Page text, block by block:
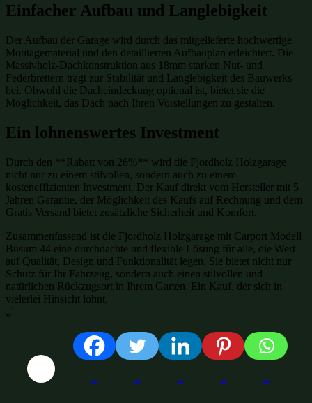
Einfacher Aufbau und Langlebigkeit
Der Aufbau der Garage wird durch das mitgelieferte hochwertige
Montagematerial und den detaillierten Aufbauplan erleichtert. Die
Massivholz-Dachkonstruktion aus 18mm starken Nut- und
Federbrettern trägt zur Stabilität und Langlebigkeit des Bauwerks
bei. Obwohl die Dacheindeckung optional ist, bietet sie die
Möglichkeit, das Dach nach Ihren Vorstellungen zu gestalten.
Ein lohnenswertes Investment
Durch den **Rabatt von 26%** wird die Fjordholz Holzgarage
nicht nur zu einem stilvollen, sondern auch zu einem
kosteneffizienten Investment. Der Kauf direkt vom Hersteller mit 5
Jahren Garantie, der Möglichkeit des Kaufs auf Rechnung und dem
Gratis Versand bietet zusätzliche Sicherheit und Komfort.
Zusammenfassend ist die Fjordholz Holzgarage mit Carport Modell
Büsum 44 eine durchdachte und flexible Lösung für alle, die Wert
auf Qualität, Design und Funktionalität legen. Sie bietet nicht nur
Schutz für Ihr Fahrzeug, sondern auch einen stilvollen und
natürlichen Rückzugsort in Ihrem Garten. Ein Kauf, der sich in
vielerlei Hinsicht lohnt.
„`